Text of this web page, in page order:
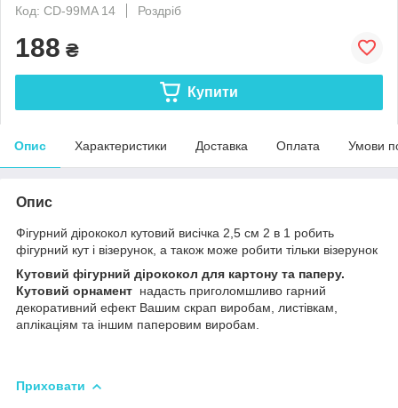
Код: CD-99MA 14
Роздріб
188 ₴
Купити
Опис Характеристики Доставка Оплата Умови
Опис
Фігурний дірококол кутовий висічка 2,5 см 2 в 1 робить
фігурний кут і візерунок, а також може робити тільки візерунок
Кутовий фігурний дірококол для картону та паперу.
Кутовий орнамент надасть приголомшливо гарний
декоративний ефект Вашим скрап виробам, листівкам,
аплікаціям та іншим паперовим виробам.
Приховати